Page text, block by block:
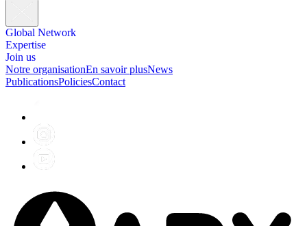
Global Network
Expertise
Join us
Notre organisationEn savoir plusNews
PublicationsPoliciesContact